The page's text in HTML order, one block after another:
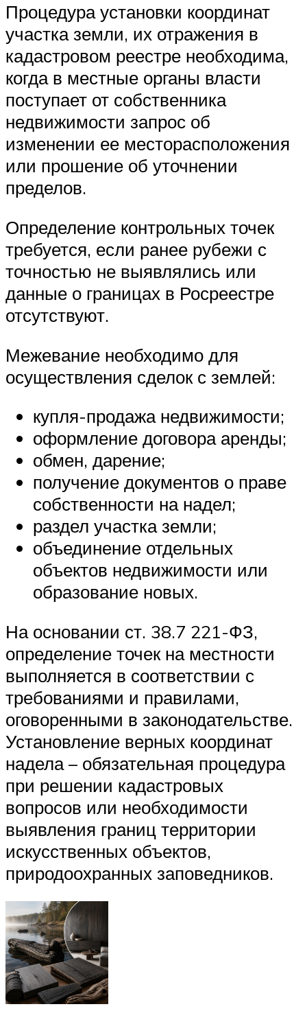
Процедура установки координат
участка земли, их отражения в
кадастровом реестре необходима,
когда в местные органы власти
поступает от собственника
недвижимости запрос об
изменении ее месторасположения
или прошение об уточнении
пределов.
Определение контрольных точек
требуется, если ранее рубежи с
точностью не выявлялись или
данные о границах в Росреестре
отсутствуют.
Межевание необходимо для
осуществления сделок с землей:
купля-продажа недвижимости;
оформление договора аренды;
обмен, дарение;
получение документов о праве
собственности на надел;
раздел участка земли;
объединение отдельных
объектов недвижимости или
образование новых.
На основании ст. 38.7 221-ФЗ,
определение точек на местности
выполняется в соответствии с
требованиями и правилами,
оговоренными в законодательстве.
Установление верных координат
надела – обязательная процедура
при решении кадастровых
вопросов или необходимости
выявления границ территории
искусственных объектов,
природоохранных заповедников.